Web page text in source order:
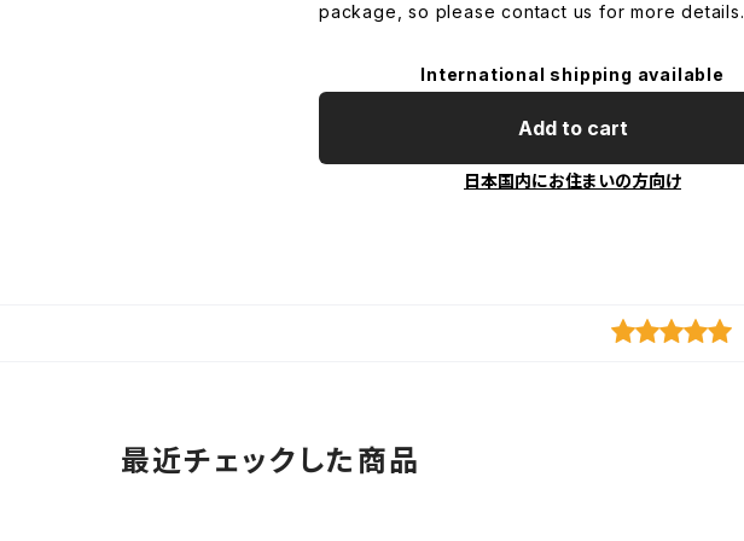
package, so please contact us for more details.
International shipping available
Add to cart
日本国内にお住まいの方向け
最近チェックした商品